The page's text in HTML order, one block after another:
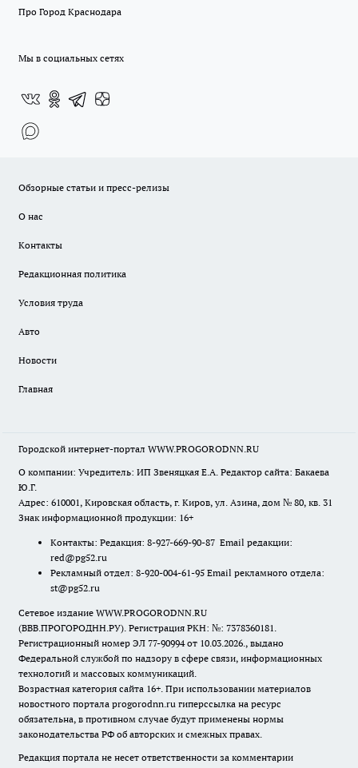
Про Город Краснодара
Мы в социальных сетях
Обзорные статьи и пресс-релизы
О нас
Контакты
Редакционная политика
Условия труда
Авто
Новости
Главная
Городской интернет-портал WWW.PROGORODNN.RU
О компании: Учредитель: ИП Звеняцкая Е.А. Редактор сайта: Бакаева
Ю.Г.
Адрес: 610001, Кировская область, г. Киров, ул. Азина, дом № 80, кв. 31
Знак информационной продукции: 16+
Контакты: Редакция: 8-927-669-90-87 Email редакции:
red@pg52.ru
Рекламный отдел: 8-920-004-61-95 Email рекламного отдела:
st@pg52.ru
Сетевое издание WWW.PROGORODNN.RU
(ВВВ.ПРОГОРОДНН.РУ). Регистрация РКН: №: 7378360181.
Регистрационный номер ЭЛ 77-90994 от 10.03.2026., выдано
Федеральной службой по надзору в сфере связи, информационных
технологий и массовых коммуникаций.
Возрастная категория сайта 16+. При использовании материалов
новостного портала progorodnn.ru гиперссылка на ресурс
обязательна, в противном случае будут применены нормы
законодательства РФ об авторских и смежных правах.
Редакция портала не несет ответственности за комментарии